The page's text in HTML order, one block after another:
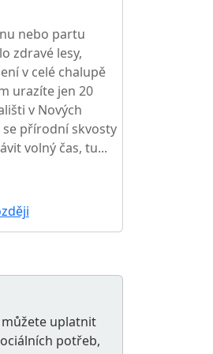
nebo partu
zdravé lesy,
v celé chalupě
urazíte jen 20
v Nových
přírodní skvosty
volný čas, tu...
můžete uplatnit
potřeb,